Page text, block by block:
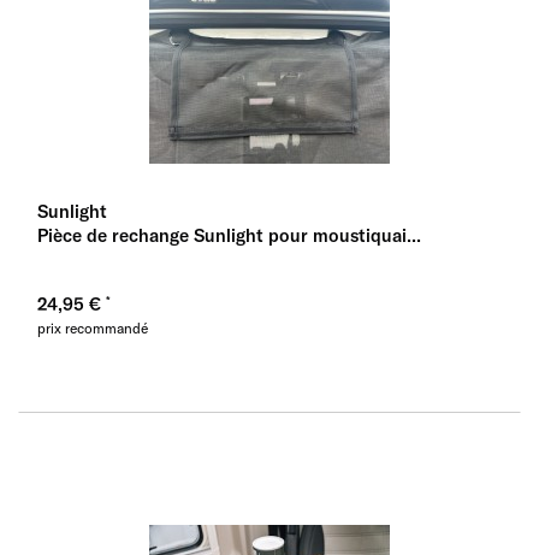
Sunlight
Pièce de rechange Sunlight pour moustiquai...
24,95 €
prix recommandé